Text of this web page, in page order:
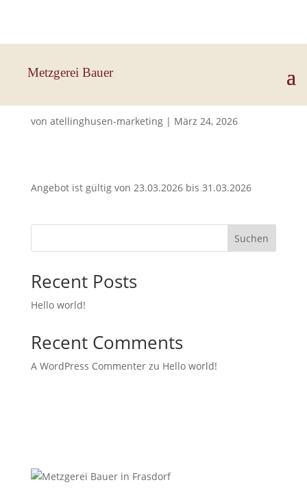
Metzgerei Bauer
von atellinghusen-marketing| März 24, 2026
Angebot ist gültig von 23.03.2026 bis 31.03.2026
Suchen
Recent Posts
Hello world!
Recent Comments
A WordPress Commenterzu Hello world!